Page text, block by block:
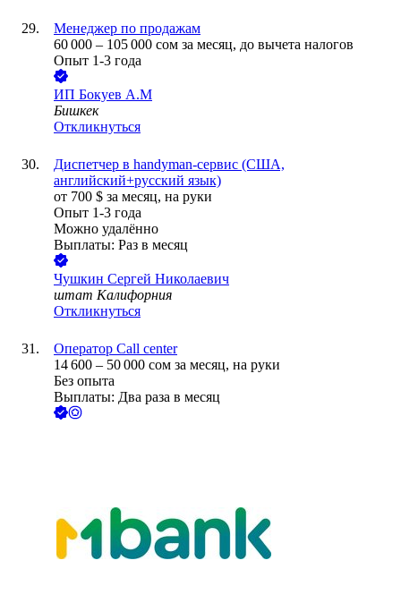
Менеджер по продажам
60 000 – 105 000 сом за месяц, до вычета налогов
Опыт 1-3 года
ИП Бокуев А.М
Бишкек
Откликнуться
Диспетчер в handyman-сервис (США,
английский+русский язык)
от 700 $ за месяц, на руки
Опыт 1-3 года
Можно удалённо
Выплаты: Раз в месяц
Чушкин Сергей Николаевич
штат Калифорния
Откликнуться
Оператор Call center
14 600 – 50 000 сом за месяц, на руки
Без опыта
Выплаты: Два раза в месяц